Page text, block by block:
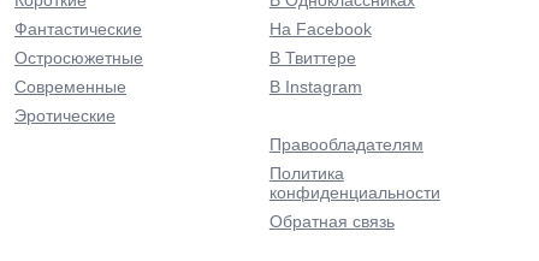
Фантастические
Остросюжетные
Современные
Эротические
На Facebook
В Твиттере
В Instagram
Правообладателям
Политика
конфиденциальности
Обратная связь